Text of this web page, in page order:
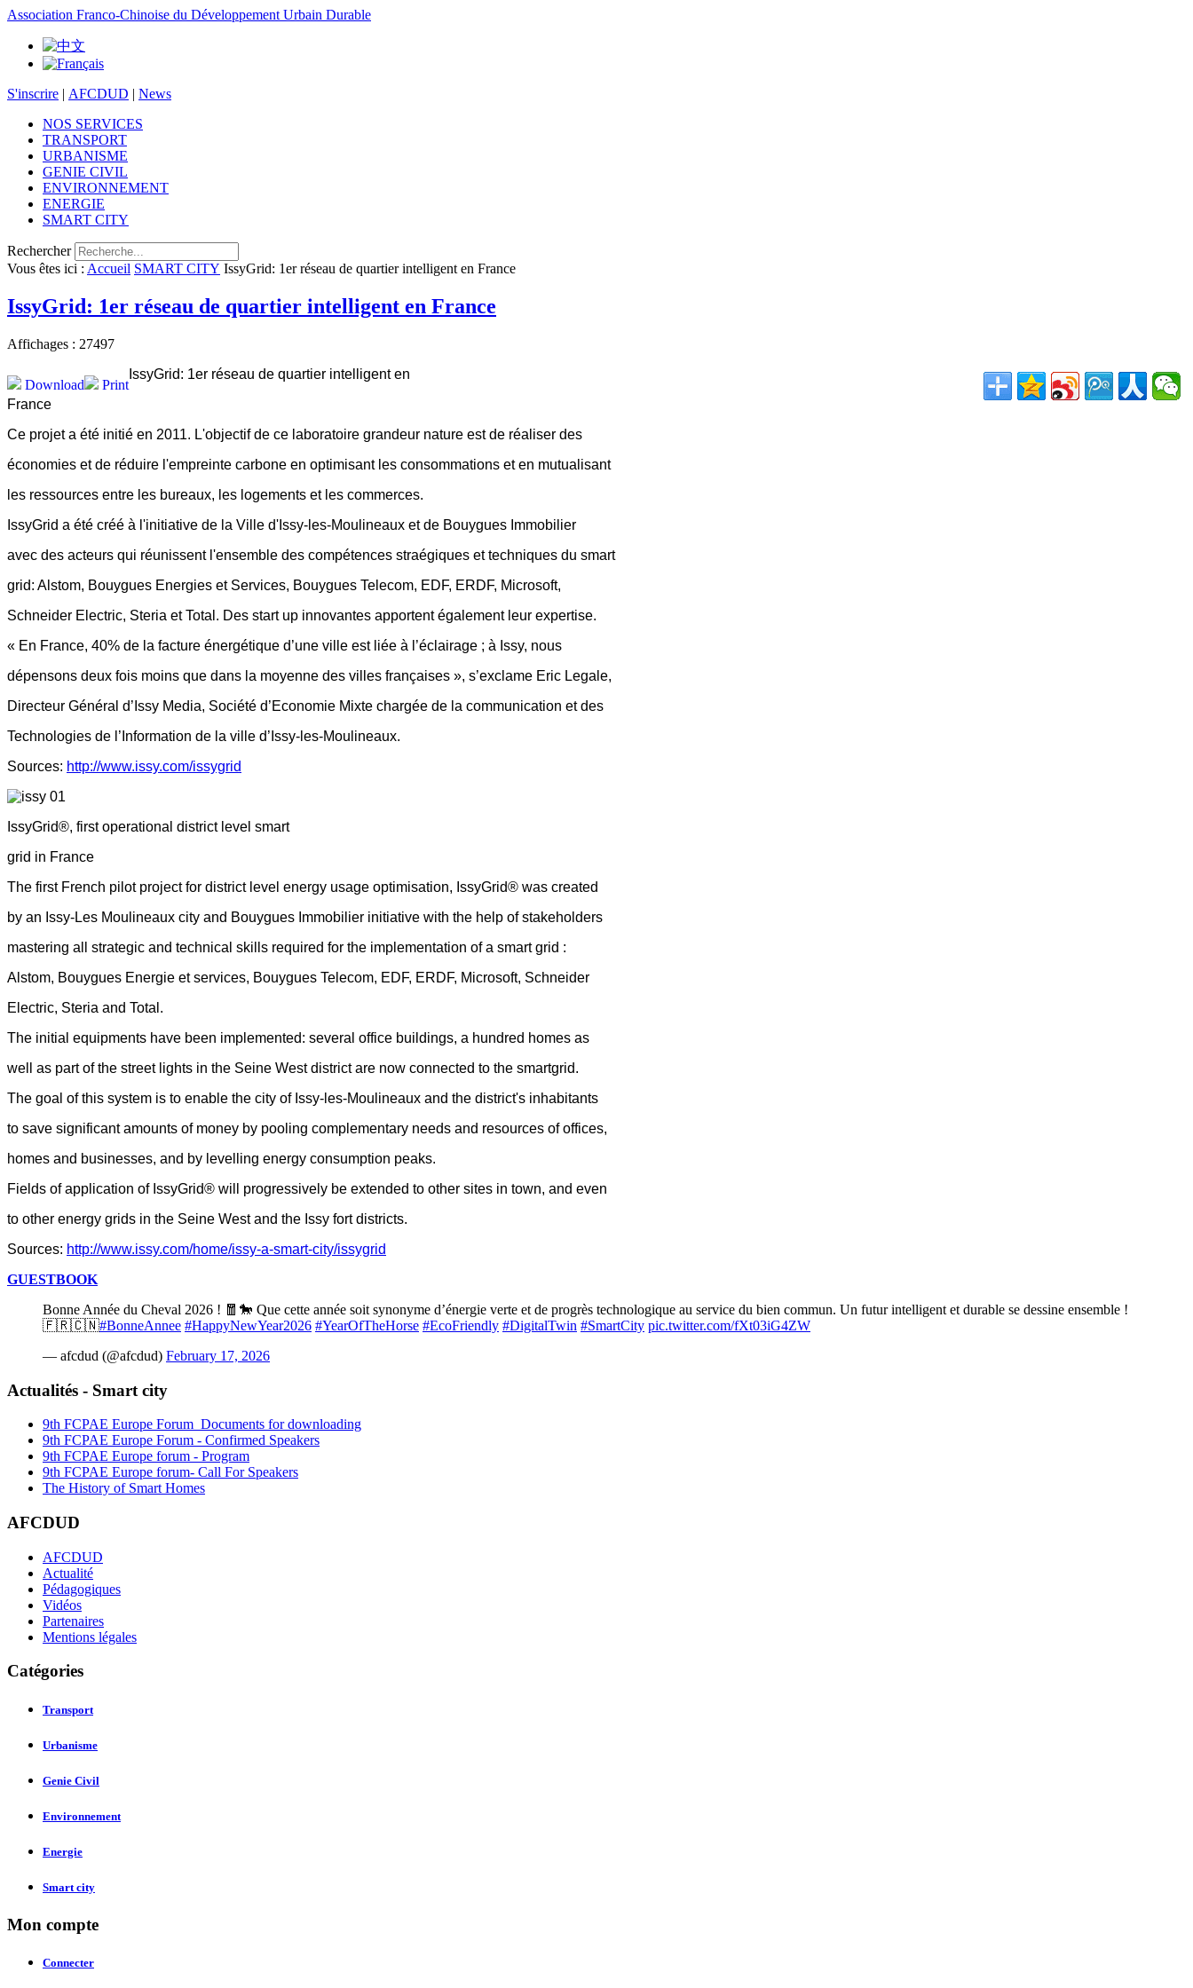
Association Franco-Chinoise du Développement Urbain Durable
S'inscrire | AFCDUD | News
NOS SERVICES
TRANSPORT
URBANISME
GENIE CIVIL
ENVIRONNEMENT
ENERGIE
SMART CITY
Rechercher
Vous êtes ici : Accueil SMART CITY IssyGrid: 1er réseau de quartier intelligent en France
IssyGrid: 1er réseau de quartier intelligent en France
Affichages : 27497
Print
Download
IssyGrid: 1er réseau de quartier intelligent en
France
Ce projet a été initié en 2011. L'objectif de ce laboratoire grandeur nature est de réaliser des
économies et de réduire l'empreinte carbone en optimisant les consommations et en mutualisant
les ressources entre les bureaux, les logements et les commerces.
IssyGrid a été créé à l'initiative de la Ville d'Issy-les-Moulineaux et de Bouygues Immobilier
avec des acteurs qui réunissent l'ensemble des compétences straégiques et techniques du smart
grid: Alstom, Bouygues Energies et Services, Bouygues Telecom, EDF, ERDF, Microsoft,
Schneider Electric, Steria et Total. Des start up innovantes apportent également leur expertise.
« En France, 40% de la facture énergétique d’une ville est liée à l’éclairage ; à Issy, nous
dépensons deux fois moins que dans la moyenne des villes françaises », s’exclame Eric Legale,
Directeur Général d’Issy Media, Société d’Economie Mixte chargée de la communication et des
Technologies de l’Information de la ville d’Issy-les-Moulineaux.
Sources: http://www.issy.com/issygrid
IssyGrid®, first operational district level smart
grid in France
The first French pilot project for district level energy usage optimisation, IssyGrid® was created
by an Issy-Les Moulineaux city and Bouygues Immobilier initiative with the help of stakeholders
mastering all strategic and technical skills required for the implementation of a smart grid :
Alstom, Bouygues Energie et services, Bouygues Telecom, EDF, ERDF, Microsoft, Schneider
Electric, Steria and Total.
The initial equipments have been implemented: several office buildings, a hundred homes as
well as part of the street lights in the Seine West district are now connected to the smartgrid.
The goal of this system is to enable the city of Issy-les-Moulineaux and the district's inhabitants
to save significant amounts of money by pooling complementary needs and resources of offices,
homes and businesses, and by levelling energy consumption peaks.
Fields of application of IssyGrid® will progressively be extended to other sites in town, and even
to other energy grids in the Seine West and the Issy fort districts.
Sources: http://www.issy.com/home/issy-a-smart-city/issygrid
GUESTBOOK
Bonne Année du Cheval 2026 ! 🧧🐎 Que cette année soit synonyme d’énergie verte et de progrès technologique au service du bien commun. Un futur intelligent et durable se dessine ensemble !
🇫🇷🇨🇳#BonneAnnee #HappyNewYear2026 #YearOfTheHorse #EcoFriendly #DigitalTwin #SmartCity pic.twitter.com/fXt03iG4ZW
— afcdud (@afcdud) February 17, 2026
Actualités - Smart city
9th FCPAE Europe Forum_Documents for downloading
9th FCPAE Europe Forum - Confirmed Speakers
9th FCPAE Europe forum - Program
9th FCPAE Europe forum- Call For Speakers
The History of Smart Homes
AFCDUD
AFCDUD
Actualité
Pédagogiques
Vidéos
Partenaires
Mentions légales
Catégories
Transport
Urbanisme
Genie Civil
Environnement
Energie
Smart city
Mon compte
Connecter